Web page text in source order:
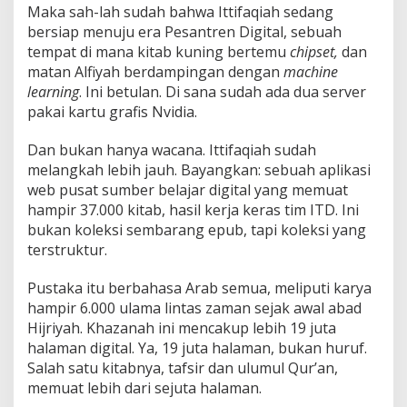
Maka sah-lah sudah bahwa Ittifaqiah sedang
bersiap menuju era Pesantren Digital, sebuah
tempat di mana kitab kuning bertemu chipset, dan
matan Alfiyah berdampingan dengan machine
learning. Ini betulan. Di sana sudah ada dua server
pakai kartu grafis Nvidia.
Dan bukan hanya wacana. Ittifaqiah sudah
melangkah lebih jauh. Bayangkan: sebuah aplikasi
web pusat sumber belajar digital yang memuat
hampir 37.000 kitab, hasil kerja keras tim ITD. Ini
bukan koleksi sembarang epub, tapi koleksi yang
terstruktur.
Pustaka itu berbahasa Arab semua, meliputi karya
hampir 6.000 ulama lintas zaman sejak awal abad
Hijriyah. Khazanah ini mencakup lebih 19 juta
halaman digital. Ya, 19 juta halaman, bukan huruf.
Salah satu kitabnya, tafsir dan ulumul Qur’an,
memuat lebih dari sejuta halaman.